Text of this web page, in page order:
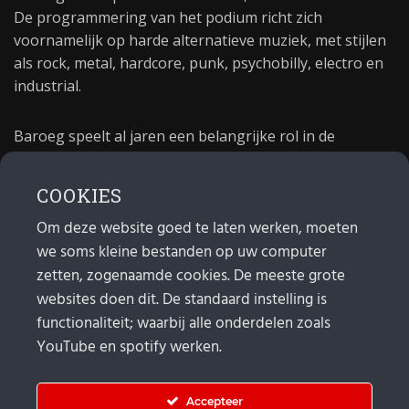
De programmering van het podium richt zich
voornamelijk op harde alternatieve muziek, met stijlen
als rock, metal, hardcore, punk, psychobilly, electro en
industrial.
Baroeg speelt al jaren een belangrijke rol in de
poppodium 40 jaar.
MAIL
Algemeen: info@baroeg.nl
Bands & boeking: leon@baroeg.nl
Promotie & publiciteit: francis@baroeg.nl
COOKIES
Om deze website goed te laten werken, moeten
we soms kleine bestanden op uw computer
zetten, zogenaamde cookies. De meeste grote
websites doen dit. De standaard instelling is
functionaliteit; waarbij alle onderdelen zoals
YouTube en spotify werken.
Accepteer